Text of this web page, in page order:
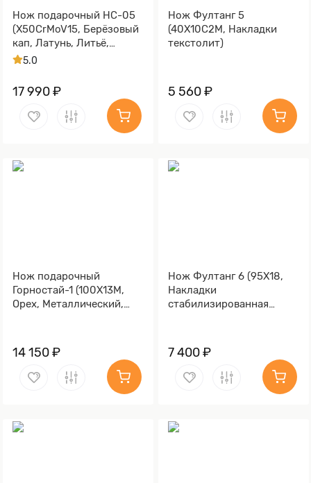
Нож подарочный НС-05
(X50CrMoV15, Берёзовый
кап, Латунь, Литьё,
Золочение клинка гарды
5.0
17 990 ₽
Нож Фултанг 5
(40Х10С2М, Накладки
текстолит)
5 560 ₽
Нож подарочный
Горностай-1 (100Х13М,
Орех, Металлический,
14 150 ₽
Нож Фултанг 6 (95Х18,
Накладки
стабилизированная
7 400 ₽